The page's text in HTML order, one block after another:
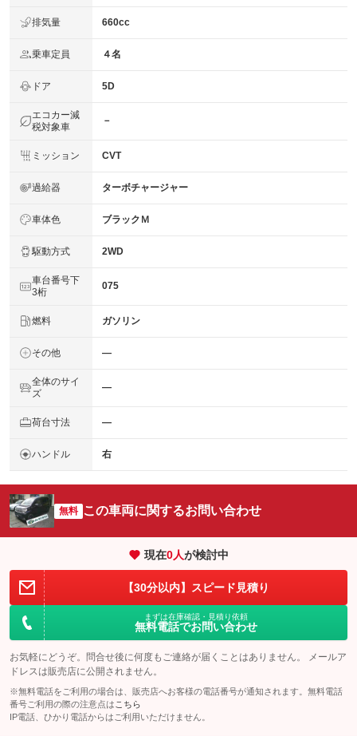
排気量 660cc
乗車定員 ４名
ドア 5D
エコカー減
税対象車
－
ミッション CVT
過給器 ターボチャージャー
車体色 ブラックＭ
駆動方式 2WD
車台番号下
3桁
075
燃料 ガソリン
その他 ―
全体のサイ
ズ
―
荷台寸法 ―
ハンドル 右
無料 この車両に関するお問い合わせ
現在0人が検討中
【30分以内】スピード見積り
まずは在庫確認・見積り依頼
無料電話でお問い合わせ
お気軽にどうぞ。問合せ後に何度もご連絡が届くことはありません。 メールア
ドレスは販売店に公開されません。
※無料電話をご利用の場合は、販売店へお客様の電話番号が通知されます。無料電話
番号ご利用の際の注意点は こちら
IP電話、ひかり電話からはご利用いただけません。